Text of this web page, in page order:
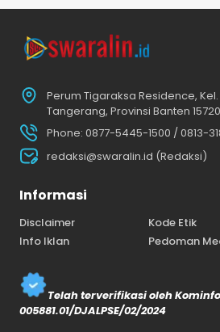
Perum Tigaraksa Residence,
Tangerang, Provinsi Banten 15720
Phone: 0877-5445-1500 / 0813-
redaksi@swaralin.id (Redaksi)
Informasi
Disclaimer Kode Etik
Info Iklan
Pedoman
Telah terverifikasi oleh Kominfo
005881.01/DJALPSE/02/2024